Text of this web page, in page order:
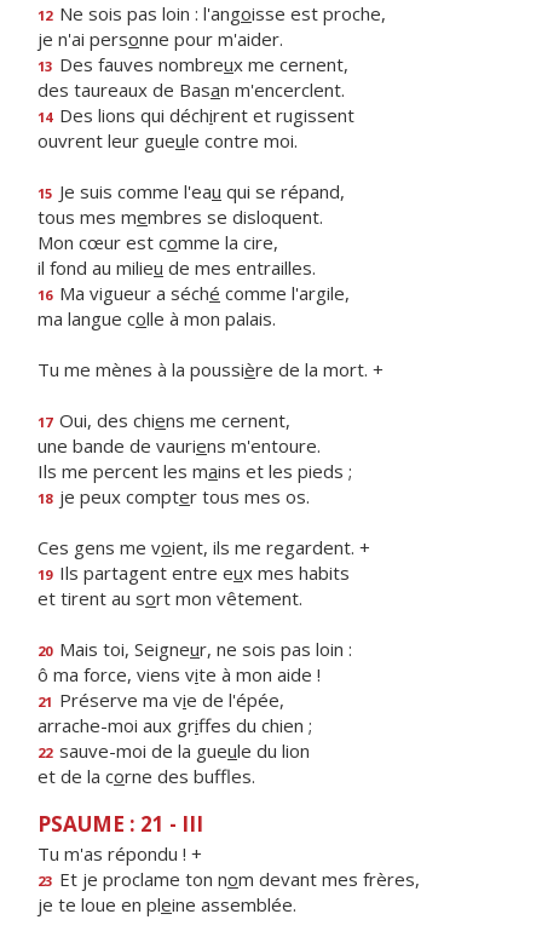
12 Ne sois pas loin : l'angoisse est proche,
je n'ai personne pour m'aider.
13 Des fauves nombreux me cernent,
des taureaux de Basan m'encerclent.
14 Des lions qui déchirent et rugissent
ouvrent leur gueule contre moi.
15 Je suis comme l'eau qui se répand,
tous mes membres se disloquent.
Mon cœur est comme la cire,
il fond au milieu de mes entrailles.
16 Ma vigueur a séché comme l'argile,
ma langue colle à mon palais.
Tu me mènes à la poussière de la mort. +
17 Oui, des chiens me cernent,
une bande de vauriens m'entoure.
Ils me percent les mains et les pieds ;
18 je peux compter tous mes os.
Ces gens me voient, ils me regardent. +
19 Ils partagent entre eux mes habits
et tirent au sort mon vêtement.
20 Mais toi, Seigneur, ne sois pas loin :
ô ma force, viens vite à mon aide !
21 Préserve ma vie de l'épée,
arrache-moi aux griffes du chien ;
22 sauve-moi de la gueule du lion
et de la corne des buffles.
PSAUME : 21 - III
Tu m'as répondu ! +
23 Et je proclame ton nom devant mes frères,
je te loue en pleine assemblée.